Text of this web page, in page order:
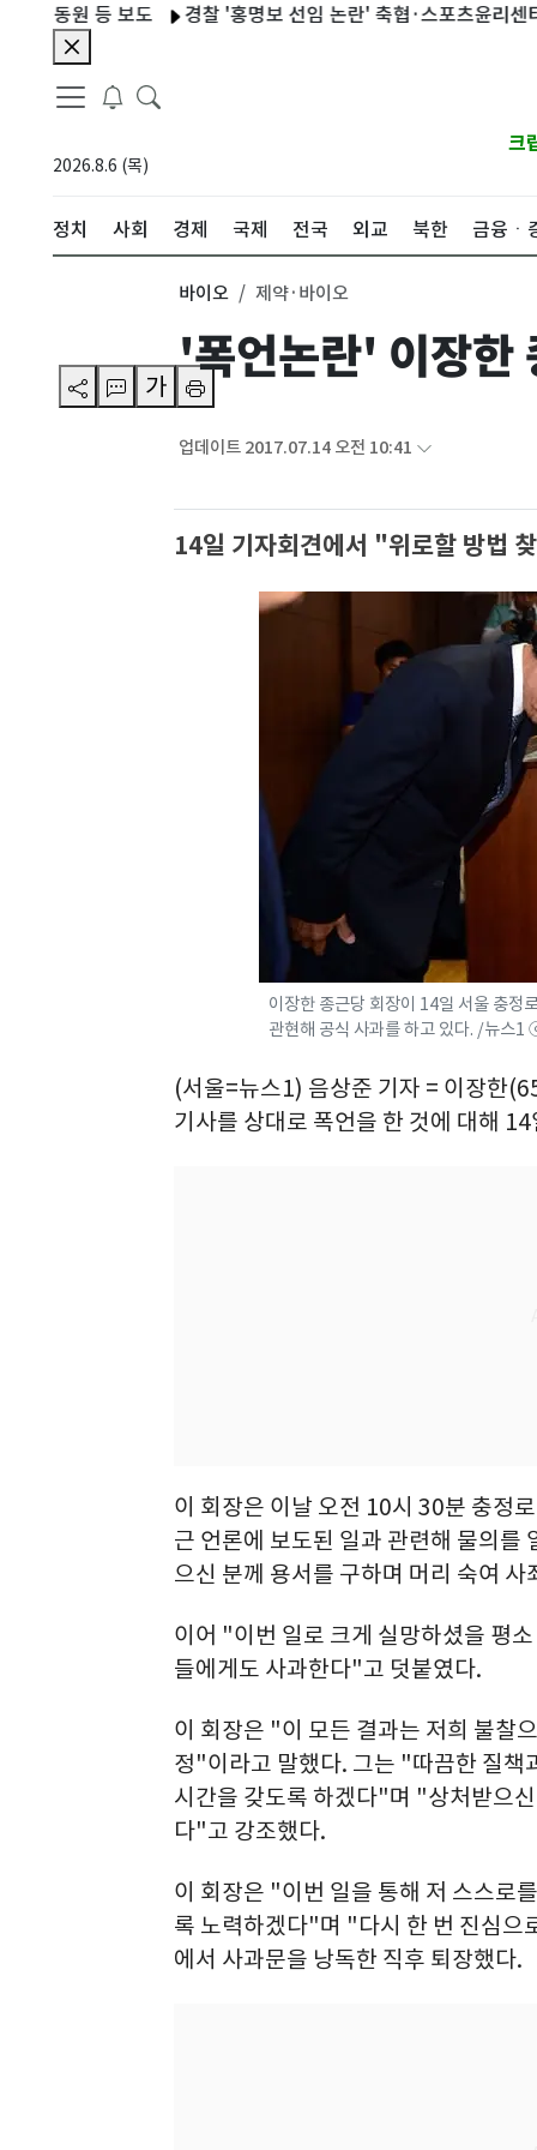
원 등 보도 경찰 '홍명보 선임 논란' 축협·스포츠윤리센터 압
2026.8.6 (목)
크
정치 사회 경제 국제 전국 외교 북한 금융ㆍ
가
바이오 제약·바이오
'폭언논란' 이장한
업데이트 2017.07.14 오전 10:41
14일 기자회견에서 "위로할 방법
이장한 종근당 회장이 14일 서울 충정
관현해 공식 사과를 하고 있다. /뉴스
(서울=뉴스1) 음상준 기자 = 이장한
기사를 상대로 폭언을 한 것에 대해
이 회장은 이날 오전 10시 30분 충정
근 언론에 보도된 일과 관련해 물의
으신 분께 용서를 구하며 머리 숙여
이어 "이번 일로 크게 실망하셨을 평
들에게도 사과한다"고 덧붙였다.
이 회장은 "이 모든 결과는 저희 불찰
정"이라고 말했다. 그는 "따끔한 질책
시간을 갖도록 하겠다"며 "상처받으
다"고 강조했다.
이 회장은 "이번 일을 통해 저 스스로
록 노력하겠다"며 "다시 한 번 진심으
에서 사과문을 낭독한 직후 퇴장했다.